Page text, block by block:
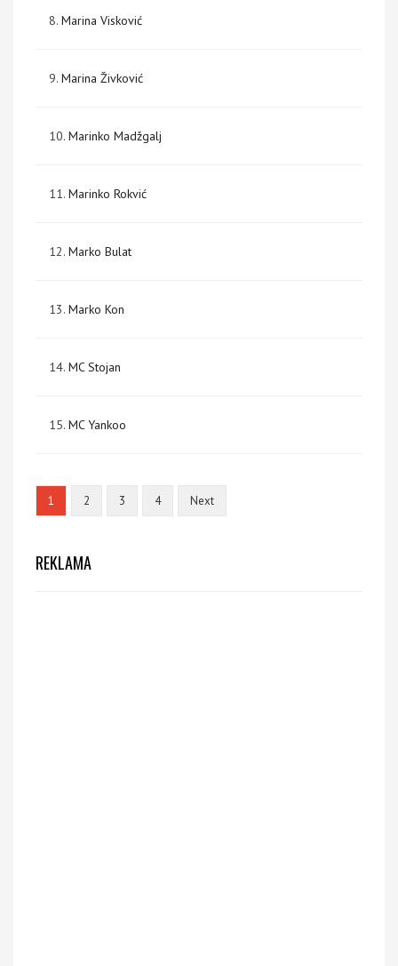
8. Marina Visković
9. Marina Živković
10. Marinko Madžgalj
11. Marinko Rokvić
12. Marko Bulat
13. Marko Kon
14. MC Stojan
15. MC Yankoo
1 2 3 4 Next
REKLAMA